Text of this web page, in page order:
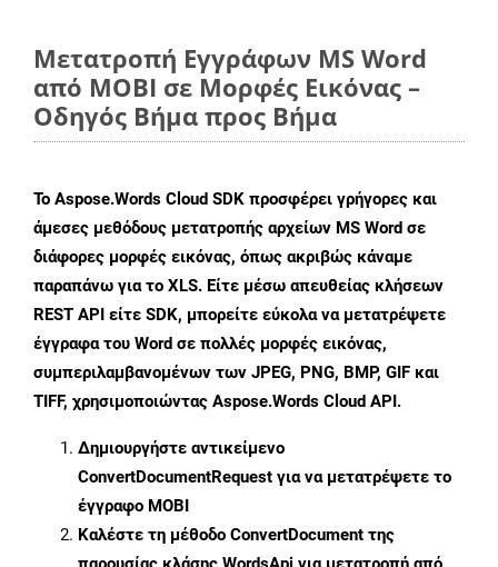
Μετατροπή Εγγράφων MS Word
από MOBI σε Μορφές Εικόνας –
Οδηγός Βήμα προς Βήμα
Το Aspose.Words Cloud SDK προσφέρει γρήγορες και
άμεσες μεθόδους μετατροπής αρχείων MS Word σε
διάφορες μορφές εικόνας, όπως ακριβώς κάναμε
παραπάνω για το XLS. Είτε μέσω απευθείας κλήσεων
REST API είτε SDK, μπορείτε εύκολα να μετατρέψετε
έγγραφα του Word σε πολλές μορφές εικόνας,
συμπεριλαμβανομένων των JPEG, PNG, BMP, GIF και
TIFF, χρησιμοποιώντας Aspose.Words Cloud API.
Δημιουργήστε αντικείμενο
ConvertDocumentRequest για να μετατρέψετε το
έγγραφο MOBI
Καλέστε τη μέθοδο ConvertDocument της